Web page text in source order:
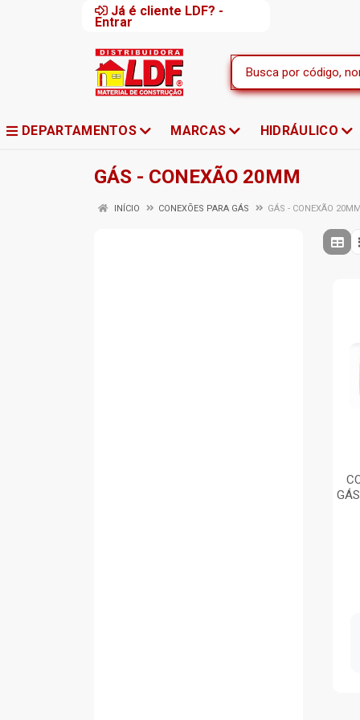
Já é cliente LDF? -
Entrar
DEPARTAMENTOS MARCAS HIDRÁULICO
GÁS - CONEXÃO 20MM
INÍCIO CONEXÕES PARA GÁS GÁS - CONEXÃO